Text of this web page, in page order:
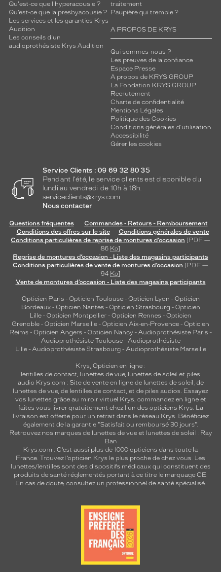
Qu'est-ce que l'hyperacousie ?
Qu’est-ce que la presbyacousie ?
Les services et les garanties Krys
Audition
Les conseils d'un
audioprothésiste Krys Audition
traitement
Paupière qui tremble ?
A PROPOS DE KRYS
Qui sommes-nous ?
Les preuves de la confiance
Espace Presse
A propos de KRYS GROUP
La Fondation KRYS GROUP
Recrutement
Charte de confidentialité
Mentions Légales
Politique des Cookies
Conditions générales d'utilisation
Accessibilité
Gérer les cookies
Service Clients : 09 69 32 80 35
Pendant l'été, le service clients est disponible du
lundi au vendredi de 10h à 18h.
serviceclients@krys.com
Nous contacter
Questions fréquentes
Commandes - Retours - Remboursement
Conditions des offres sur le site
Conditions générales de vente
Conditions particulières de reprise de montures d’occasion [PDF —
86 Ko]
Reprise de montures d’occasion - Liste des magasins participants
Conditions particulières de vente de montures d’occasion [PDF —
94 Ko]
Vente de montures d’occasion - Liste des magasins participants
Opticien Paris - Opticien Toulouse- Opticien Lyon - Opticien
Bordeaux- Opticien Nantes - Opticien Strasbourg - Opticien
Lille - Opticien Montpellier - Opticien Rennes - Opticien
Grenoble - Opticien Marseille - Opticien Aix-en-Provence - Opticien
Reims - Opticien Angers - Opticien Nancy - Audioprothésiste Paris -
Audioprothésiste Toulouse- Audioprothésiste
Lille- Audioprothésiste Strasbourg - Audioprothésiste Marseille
Krys, Opticien en ligne :
lentilles de contact, lunettes de vue, lunettes de soleil et piles
audio Krys.com : Site de vente en ligne de lunettes de soleil, de
lunettes de vue, de lentilles de contact, et de piles audios. Essayez
vos lunettes grâce au miroir virtuel Krys, commandez en ligne et
faites vous livrer gratuitement chez l'un des opticiens Krys. La
livraison est offerte pour un retrait dans le réseau Krys. Bénéficiez
également de la garantie "Satisfait ou remboursé 30 jours".
Retrouvez nos marques de lunettes de vue et lunettes de soleil : Ray
Ban
Krys.com : C’est aussi plus de 1000 opticiens dans toute la
France. Trouvez l’opticien Krys le plus proche de chez vous. Les
lunettes/lentilles sont des dispositifs médicaux qui constituent des
produits de santé réglementés portant à ce titre le marquage CE.
En cas de doute, consultez un professionnel de santé spécialisé.